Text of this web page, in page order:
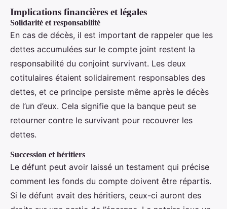
Implications financières et légales
Solidarité et responsabilité
En cas de décès, il est important de rappeler que les
dettes accumulées sur le compte joint restent la
responsabilité du conjoint survivant. Les deux
cotitulaires étaient solidairement responsables des
dettes, et ce principe persiste même après le décès
de l’un d’eux. Cela signifie que la banque peut se
retourner contre le survivant pour recouvrer les
dettes.
Succession et héritiers
Le défunt peut avoir laissé un testament qui précise
comment les fonds du compte doivent être répartis.
Si le défunt avait des héritiers, ceux-ci auront des